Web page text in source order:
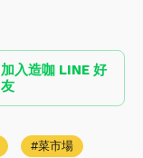
加入造咖 LINE 好
友
菜市場